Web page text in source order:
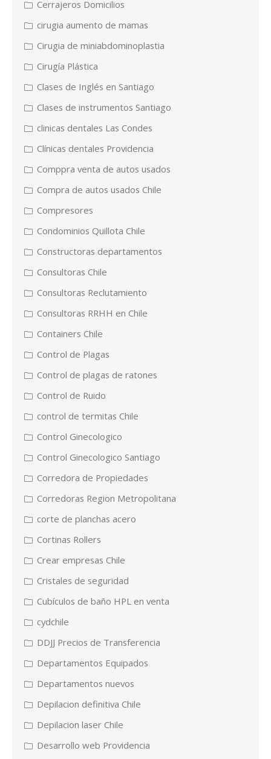
Cerrajeros Domicilios
cirugia aumento de mamas
Cirugia de miniabdominoplastia
Cirugía Plástica
Clases de Inglés en Santiago
Clases de instrumentos Santiago
clinicas dentales Las Condes
Clínicas dentales Providencia
Comppra venta de autos usados
Compra de autos usados Chile
Compresores
Condominios Quillota Chile
Constructoras departamentos
Consultoras Chile
Consultoras Reclutamiento
Consultoras RRHH en Chile
Containers Chile
Control de Plagas
Control de plagas de ratones
Control de Ruido
control de termitas Chile
Control Ginecologico
Control Ginecologico Santiago
Corredora de Propiedades
Corredoras Region Metropolitana
corte de planchas acero
Cortinas Rollers
Crear empresas Chile
Cristales de seguridad
Cubículos de baño HPL en venta
cydchile
DDJJ Precios de Transferencia
Departamentos Equipados
Departamentos nuevos
Depilacion definitiva Chile
Depilacion laser Chile
Desarrollo web Providencia